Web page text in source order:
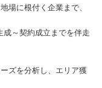
場に根付く企業まで、
成～契約成立までを伴走
ズを分析し、エリア獲